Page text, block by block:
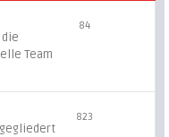
Team
84
823